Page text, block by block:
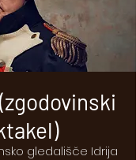
gledališče Idrija